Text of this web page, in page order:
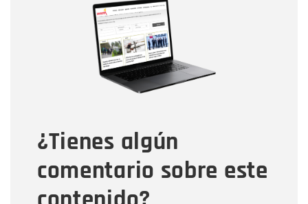
¿Tienes algún
comentario sobre este
Correo electrónico
Tipo de comentario
Mensaje